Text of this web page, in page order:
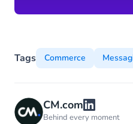
Tags Commerce
CM.com
Behind every moment